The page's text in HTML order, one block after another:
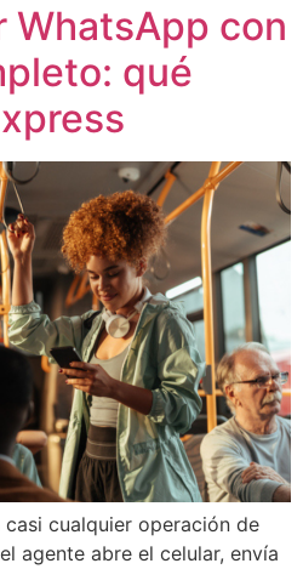
WhatsApp con
qué
cualquier operación de
agente abre el celular, envía